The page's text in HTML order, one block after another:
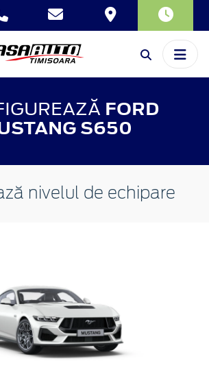
FORD
S650
nivelul de echipare